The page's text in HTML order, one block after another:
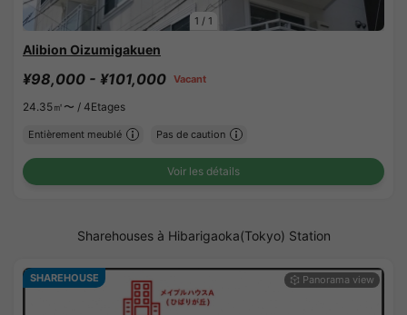
1 / 1
Alibion Oizumigakuen
¥98,000 - ¥101,000 Vacant
24.35㎡〜 / 4Etages
Entièrement meublé Pas de caution
Voir les détails
Sharehouses à Hibarigaoka(Tokyo) Station
SHAREHOUSE